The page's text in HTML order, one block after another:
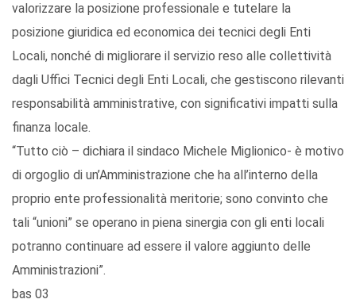
valorizzare la posizione professionale e tutelare la
posizione giuridica ed economica dei tecnici degli Enti
Locali, nonché di migliorare il servizio reso alle collettività
dagli Uffici Tecnici degli Enti Locali, che gestiscono rilevanti
responsabilità amministrative, con significativi impatti sulla
finanza locale.
“Tutto ciò – dichiara il sindaco Michele Miglionico- è motivo
di orgoglio di un’Amministrazione che ha all’interno della
proprio ente professionalità meritorie; sono convinto che
tali “unioni” se operano in piena sinergia con gli enti locali
potranno continuare ad essere il valore aggiunto delle
Amministrazioni”.
bas 03